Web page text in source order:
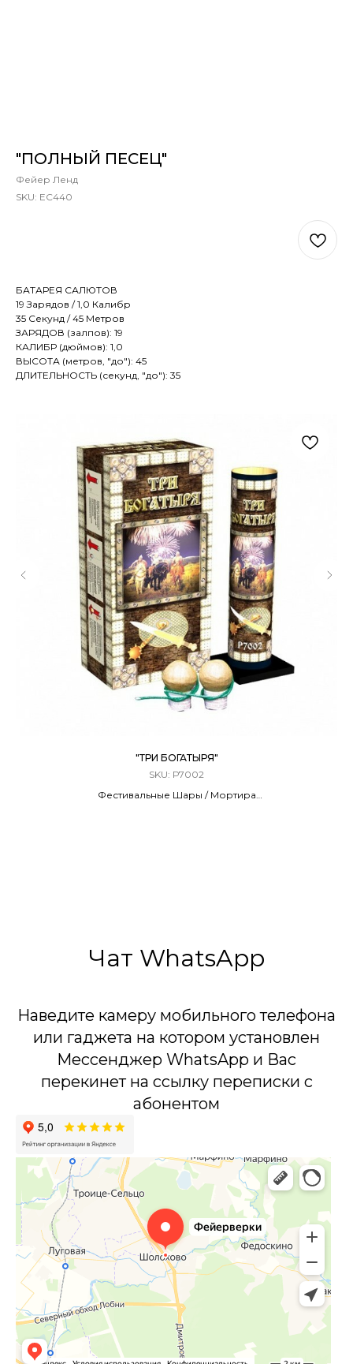
"ПОЛНЫЙ ПЕСЕЦ"
Фейер Ленд
SKU: ЕС440
БАТАРЕЯ САЛЮТОВ
19 Зарядов / 1,0 Калибр
35 Секунд / 45 Метров
ЗАРЯДОВ (залпов): 19
КАЛИБР (дюймов): 1,0
ВЫСОТА (метров, "до"): 45
ДЛИТЕЛЬНОСТЬ (секунд, "до"): 35
"ТРИ БОГАТЫРЯ"
SKU: Р7002
Фестивальные Шары / Мортира
Чат WhatsApp
Наведите камеру мобильного телефона
или гаджета на котором установлен
Мессенджер WhatsApp и Вас
перекинет на ссылку переписки с
абонентом